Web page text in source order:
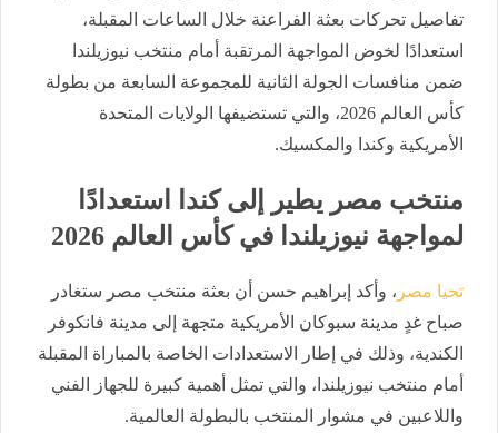
تفاصيل تحركات بعثة الفراعنة خلال الساعات المقبلة،
استعدادًا لخوض المواجهة المرتقبة أمام منتخب نيوزيلندا
ضمن منافسات الجولة الثانية للمجموعة السابعة من بطولة
كأس العالم 2026، والتي تستضيفها الولايات المتحدة
الأمريكية وكندا والمكسيك.
منتخب مصر يطير إلى كندا استعدادًا
لمواجهة نيوزيلندا في كأس العالم 2026
تحيا مصر ، وأكد إبراهيم حسن أن بعثة منتخب مصر ستغادر
صباح غدٍ مدينة سبوكان الأمريكية متجهة إلى مدينة فانكوفر
الكندية، وذلك في إطار الاستعدادات الخاصة بالمباراة المقبلة
أمام منتخب نيوزيلندا، والتي تمثل أهمية كبيرة للجهاز الفني
واللاعبين في مشوار المنتخب بالبطولة العالمية.